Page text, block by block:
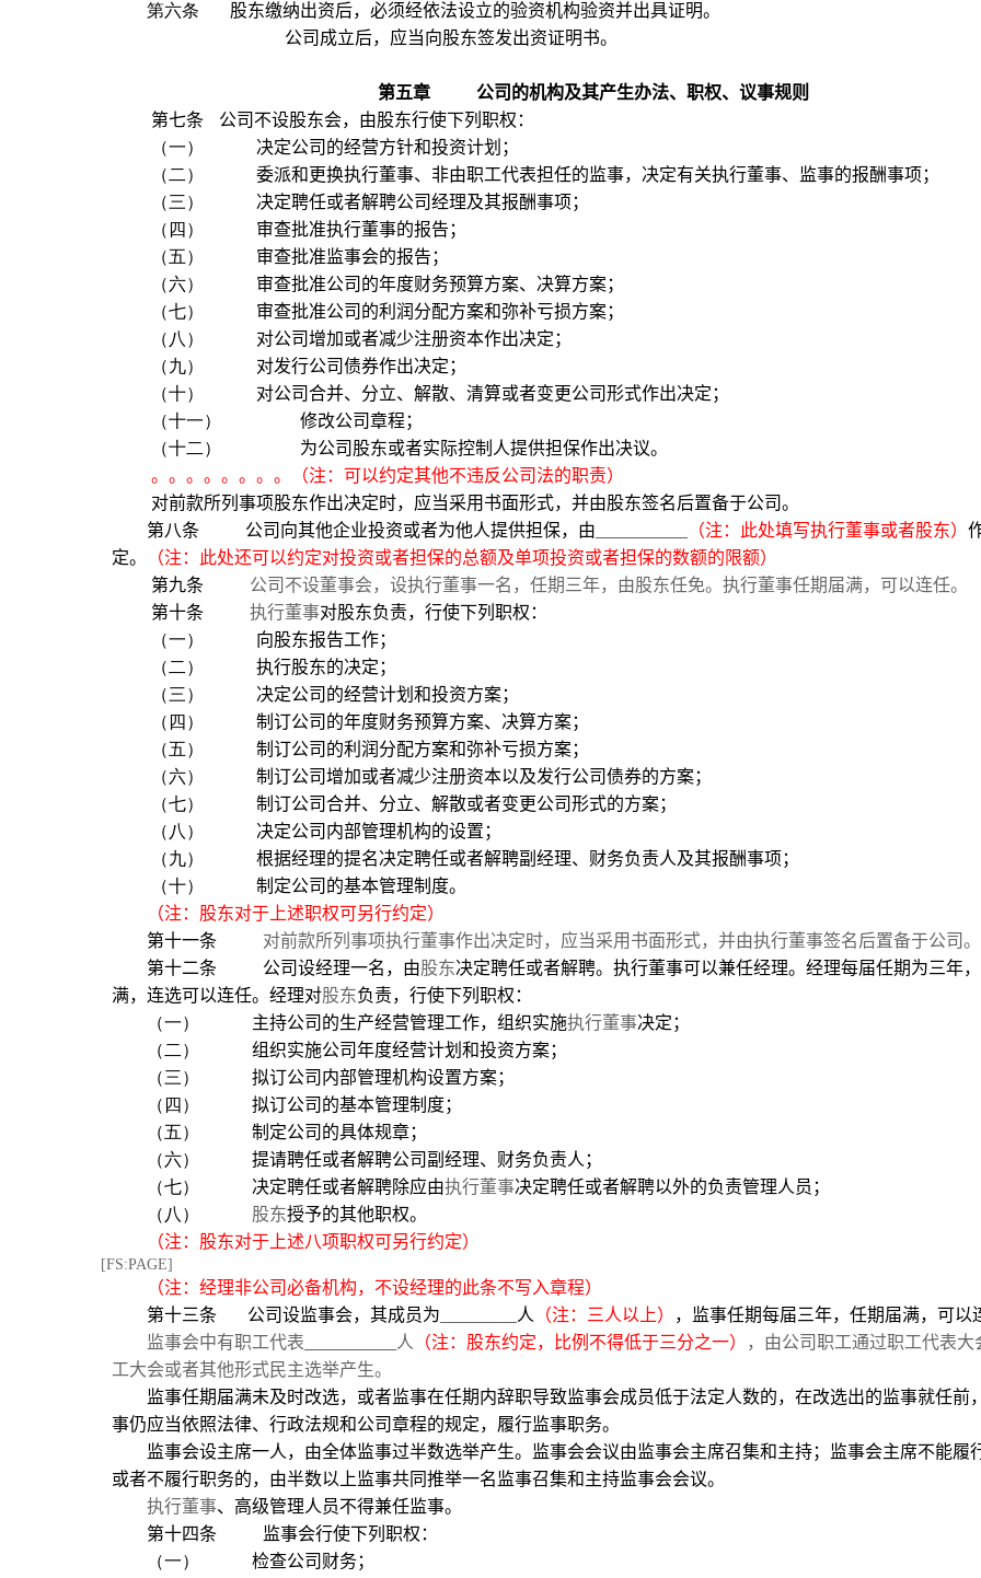
第六条
股东缴纳出资后，必须经依法设立的验资机构验资并出具证明。
公司成立后，应当向股东签发出资证明书。
第五章
公司的机构及其产生办法、职权、议事规则
第七条
公司不设股东会，由股东行使下列职权：
（一）
决定公司的经营方针和投资计划；
（二）
委派和更换执行董事、非由职工代表担任的监事，决定有关执行董事、监事的报酬事项；
（三）
决定聘任或者解聘公司经理及其报酬事项；
（四）
审查批准执行董事的报告；
（五）
审查批准监事会的报告；
（六）
审查批准公司的年度财务预算方案、决算方案；
（七）
审查批准公司的利润分配方案和弥补亏损方案；
（八）
对公司增加或者减少注册资本作出决定；
（九）
对发行公司债券作出决定；
（十）
对公司合并、分立、解散、清算或者变更公司形式作出决定；
（十一）
修改公司章程；
（十二）
为公司股东或者实际控制人提供担保作出决议。
。。。。。。。。（注：可以约定其他不违反公司法的职责）
对前款所列事项股东作出决定时，应当采用书面形式，并由股东签名后置备于公司。
第八条
公司向其他企业投资或者为他人提供担保，由 （注：此处填写执行董事或者股东）
定。
（注：此处还可以约定对投资或者担保的总额及单项投资或者担保的数额的限额）
第九条
公司不设董事会，设执行董事一名，任期三年，由股东任免。执行董事任期届满，可以连任。
第十条
执行董事对股东负责，行使下列职权：
（一）
向股东报告工作；
（二）
执行股东的决定；
（三）
决定公司的经营计划和投资方案；
（四）
制订公司的年度财务预算方案、决算方案；
（五）
制订公司的利润分配方案和弥补亏损方案；
（六）
制订公司增加或者减少注册资本以及发行公司债券的方案；
（七）
制订公司合并、分立、解散或者变更公司形式的方案；
（八）
决定公司内部管理机构的设置；
（九）
根据经理的提名决定聘任或者解聘副经理、财务负责人及其报酬事项；
（十）
制定公司的基本管理制度。
（注：股东对于上述职权可另行约定）
第十一条
对前款所列事项执行董事作出决定时，应当采用书面形式，并由执行董事签名后置备于公司。
第十二条
公司设经理一名，由股东决定聘任或者解聘。执行董事可以兼任经理。经理每届任期为三年
满，连选可以连任。经理对股东负责，行使下列职权：
（一）
主持公司的生产经营管理工作，组织实施执行董事决定；
（二）
组织实施公司年度经营计划和投资方案；
（三）
拟订公司内部管理机构设置方案；
（四）
拟订公司的基本管理制度；
（五）
制定公司的具体规章；
（六）
提请聘任或者解聘公司副经理、财务负责人；
（七）
决定聘任或者解聘除应由执行董事决定聘任或者解聘以外的负责管理人员；
（八）
股东授予的其他职权。
（注：股东对于上述八项职权可另行约定）
[FS:PAGE]
（注：经理非公司必备机构，不设经理的此条不写入章程）
第十三条
公司设监事会，其成员为 人 （注：三人以上）
，监事任期每届三年，任期届满，可以
监事会中有职工代表
人 （注：股东约定，比例不得低于三分之一）
，由公司职工通过职工代表大
工大会或者其他形式民主选举产生。
监事任期届满未及时改选，或者监事在任期内辞职导致监事会成员低于法定人数的，在改选出的监事就任前
事仍应当依照法律、行政法规和公司章程的规定，履行监事职务。
监事会设主席一人，由全体监事过半数选举产生。监事会会议由监事会主席召集和主持；监事会主席不能履
或者不履行职务的，由半数以上监事共同推举一名监事召集和主持监事会会议。
执行董事、高级管理人员不得兼任监事。
第十四条
监事会行使下列职权：
（一）
检查公司财务；